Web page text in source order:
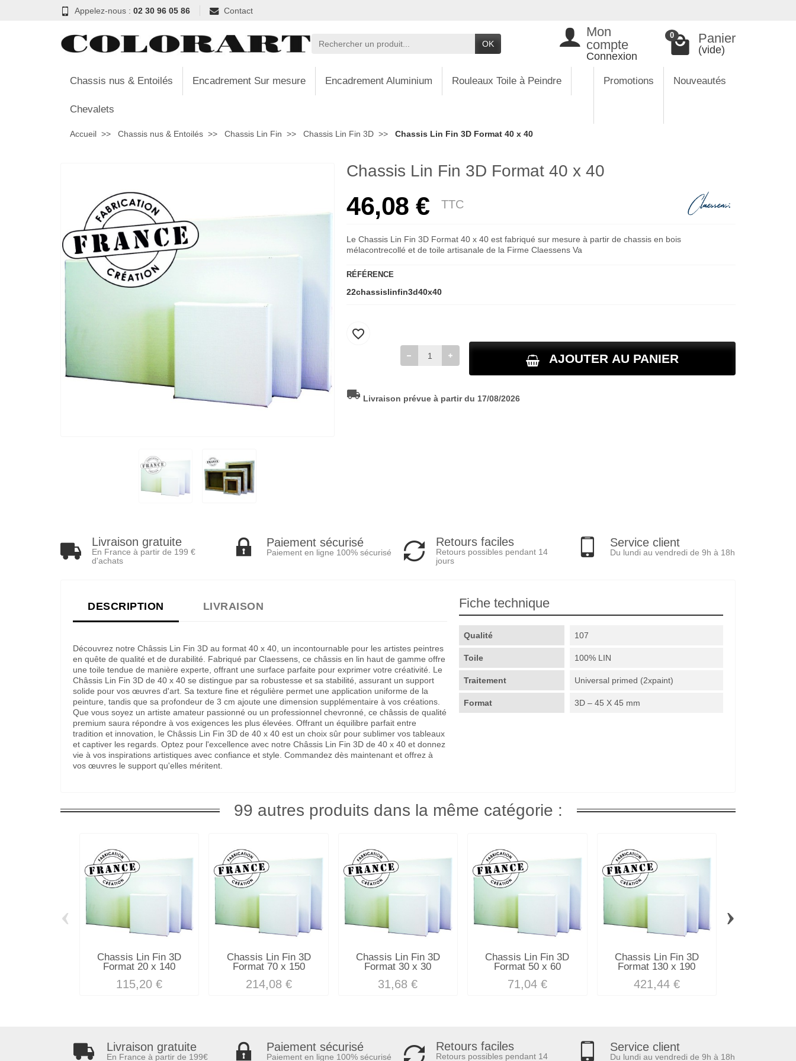
Appelez-nous : 02 30 96 05 86 Contact
OK
Mon
compte
Connexion
0 Panier
(vide)
Chassis nus & Entoilés Encadrement Sur mesure Encadrement Aluminium Rouleaux Toile à Peindre
Chevalets
Promotions Nouveautés
Accueil Chassis nus & Entoilés Chassis Lin Fin Chassis Lin Fin 3D Chassis Lin Fin 3D Format 40 x 40
Chassis Lin Fin 3D Format 40 x 40
46,08 € TTC
Le Chassis Lin Fin 3D Format 40 x 40 est fabriqué sur mesure à partir de chassis en bois
mélacontrecollé et de toile artisanale de la Firme Claessens Va
RÉFÉRENCE
22chassislinfin3d40x40
AJOUTER AU PANIER
favorite_border
local_shipping Livraison prévue à partir du 17/08/2026
Livraison gratuite
En France à partir de 199 €
d'achats
Paiement sécurisé
Paiement en ligne 100% sécurisé
Retours faciles
Retours possibles pendant 14
jours
Service client
Du lundi au vendredi de 9h à 18h
DESCRIPTION LIVRAISON
Découvrez notre Châssis Lin Fin 3D au format 40 x 40, un incontournable pour les artistes peintres
en quête de qualité et de durabilité. Fabriqué par Claessens, ce châssis en lin haut de gamme offre
une toile tendue de manière experte, offrant une surface parfaite pour exprimer votre créativité. Le
Châssis Lin Fin 3D de 40 x 40 se distingue par sa robustesse et sa stabilité, assurant un support
solide pour vos œuvres d'art. Sa texture fine et régulière permet une application uniforme de la
peinture, tandis que sa profondeur de 3 cm ajoute une dimension supplémentaire à vos créations.
Que vous soyez un artiste amateur passionné ou un professionnel chevronné, ce châssis de qualité
premium saura répondre à vos exigences les plus élevées. Offrant un équilibre parfait entre
tradition et innovation, le Châssis Lin Fin 3D de 40 x 40 est un choix sûr pour sublimer vos tableaux
et captiver les regards. Optez pour l'excellence avec notre Châssis Lin Fin 3D de 40 x 40 et donnez
vie à vos inspirations artistiques avec confiance et style. Commandez dès maintenant et offrez à
vos œuvres le support qu'elles méritent.
Fiche technique
Qualité 107
Toile 100% LIN
Traitement Universal primed (2xpaint)
Format 3D – 45 X 45 mm
99 autres produits dans la même catégorie :
Chassis Lin Fin 3D
Format 20 x 140
115,20 €
Chassis Lin Fin 3D
Format 70 x 150
214,08 €
Chassis Lin Fin 3D
Format 30 x 30
31,68 €
Chassis Lin Fin 3D
Format 50 x 60
71,04 €
Chassis Lin Fin 3D
Format 130 x 190
421,44 €
‹ ›
Livraison gratuite
En France à partir de 199€
Paiement sécurisé
Paiement en ligne 100% sécurisé
Retours faciles
Retours possibles pendant 14
Service client
Du lundi au vendredi de 9h à 18h